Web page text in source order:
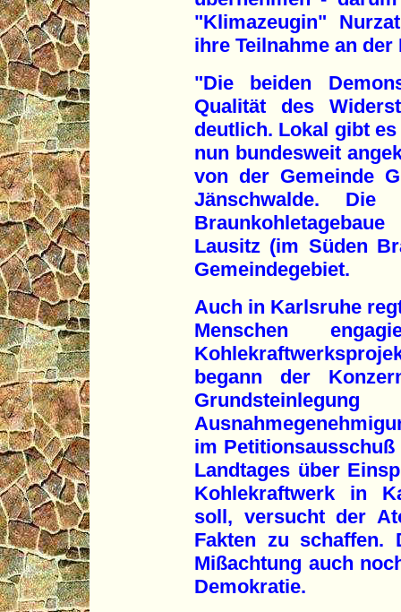
"Klimazeugin"
ihre Teilnahme an
"Die beiden
Qualität des
deutlich. Lokal gibt
nun bundesweit
von der Gemeinde
Jänschwalde.
Lausitz (im Süden
Gemeindegebiet.
Auch in Karlsruhe
Menschen
begann der
im
Landtages über
Kohlekraftwerk in
soll, versucht der
Fakten zu schaffen.
Mißachtung auch
Demokratie.